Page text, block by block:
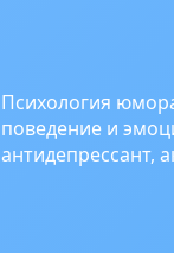
Психология
поведение и
антидепрессант,